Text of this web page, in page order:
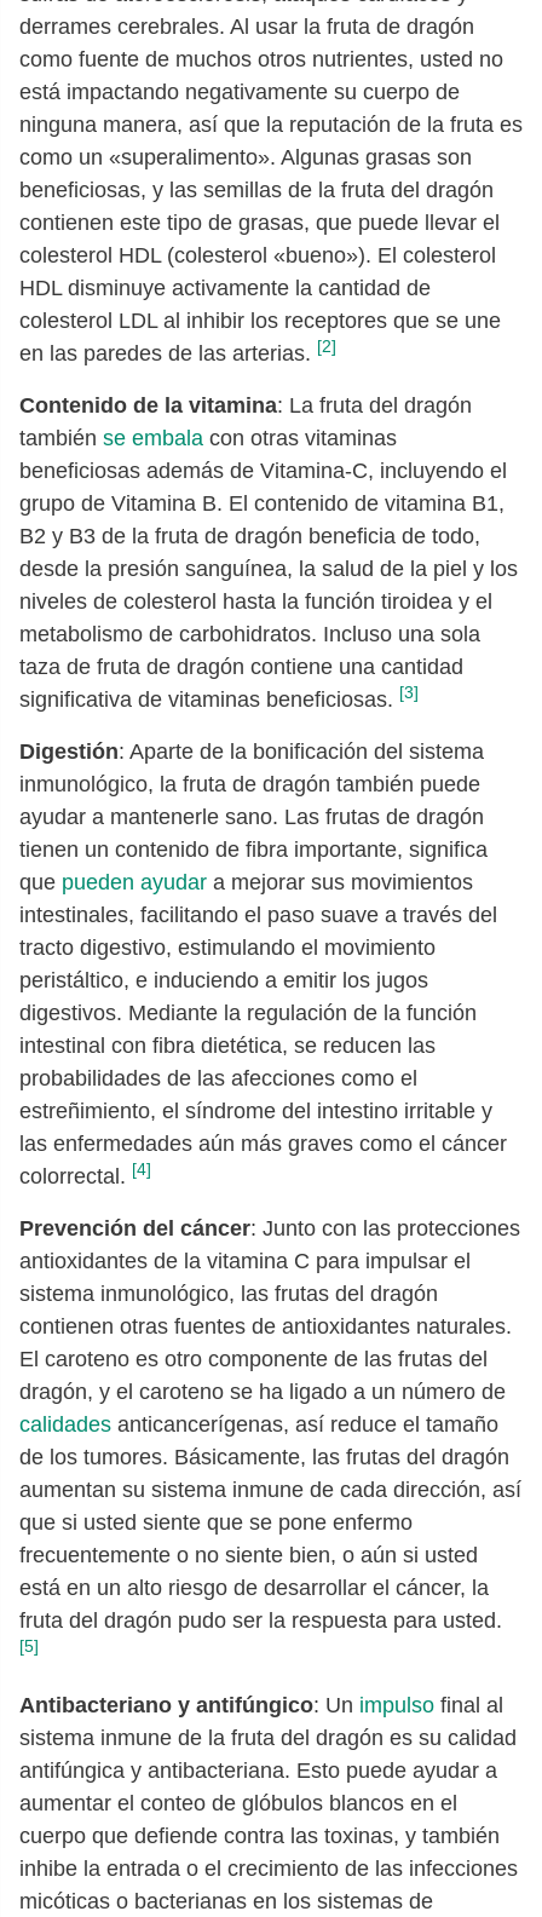
derrames cerebrales. Al usar la fruta de dragón
como fuente de muchos otros nutrientes, usted no
está impactando negativamente su cuerpo de
ninguna manera, así que la reputación de la fruta es
como un «superalimento». Algunas grasas son
beneficiosas, y las semillas de la fruta del dragón
contienen este tipo de grasas, que puede llevar el
colesterol HDL (colesterol «bueno»). El colesterol
HDL disminuye activamente la cantidad de
colesterol LDL al inhibir los receptores que se une
en las paredes de las arterias. [2]
Contenido de la vitamina: La fruta del dragón
también se embala con otras vitaminas
beneficiosas además de Vitamina-C, incluyendo el
grupo de Vitamina B. El contenido de vitamina B1,
B2 y B3 de la fruta de dragón beneficia de todo,
desde la presión sanguínea, la salud de la piel y los
niveles de colesterol hasta la función tiroidea y el
metabolismo de carbohidratos. Incluso una sola
taza de fruta de dragón contiene una cantidad
significativa de vitaminas beneficiosas. [3]
Digestión: Aparte de la bonificación del sistema
inmunológico, la fruta de dragón también puede
ayudar a mantenerle sano. Las frutas de dragón
tienen un contenido de fibra importante, significa
que pueden ayudar a mejorar sus movimientos
intestinales, facilitando el paso suave a través del
tracto digestivo, estimulando el movimiento
peristáltico, e induciendo a emitir los jugos
digestivos. Mediante la regulación de la función
intestinal con fibra dietética, se reducen las
probabilidades de las afecciones como el
estreñimiento, el síndrome del intestino irritable y
las enfermedades aún más graves como el cáncer
colorrectal. [4]
Prevención del cáncer: Junto con las protecciones
antioxidantes de la vitamina C para impulsar el
sistema inmunológico, las frutas del dragón
contienen otras fuentes de antioxidantes naturales.
El caroteno es otro componente de las frutas del
dragón, y el caroteno se ha ligado a un número de
calidades anticancerígenas, así reduce el tamaño
de los tumores. Básicamente, las frutas del dragón
aumentan su sistema inmune de cada dirección, así
que si usted siente que se pone enfermo
frecuentemente o no siente bien, o aún si usted
está en un alto riesgo de desarrollar el cáncer, la
fruta del dragón pudo ser la respuesta para usted.
[5]
Antibacteriano y antifúngico: Un impulso final al
sistema inmune de la fruta del dragón es su calidad
antifúngica y antibacteriana. Esto puede ayudar a
aumentar el conteo de glóbulos blancos en el
cuerpo que defiende contra las toxinas, y también
inhibe la entrada o el crecimiento de las infecciones
micóticas o bacterianas en los sistemas de